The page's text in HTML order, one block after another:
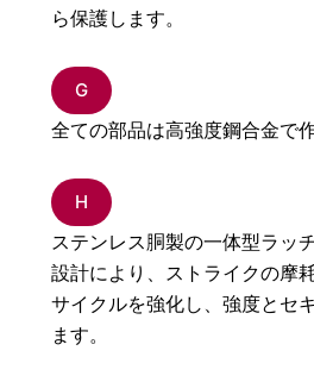
ら保護します。
G
全ての部品は高強度鋼合金で
H
ステンレス胴製の一体型ラッ
設計により、ストライクの摩
サイクルを強化し、強度とセ
ます。